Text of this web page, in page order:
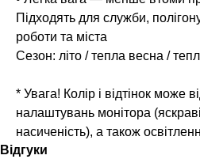
Підходять для служби,
роботи та міста
Сезон: літо / тепла весна /
* Увага! Колір і відтінок може
налаштувань монітора
насиченість), а також
Відгуки